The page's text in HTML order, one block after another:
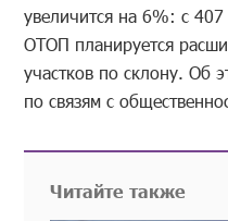
увеличится на 6%: с
ОТОП планируется
участков по склону. Об
по связям с
Читайте также